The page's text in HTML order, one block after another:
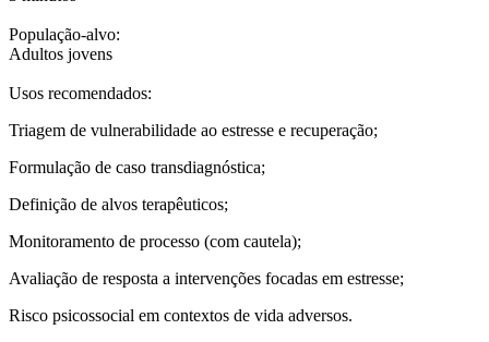
População-alvo:
Adultos jovens
Usos recomendados:
Triagem de vulnerabilidade ao estresse e recuperação;
Formulação de caso transdiagnóstica;
Definição de alvos terapêuticos;
Monitoramento de processo (com cautela);
Avaliação de resposta a intervenções focadas em estresse;
Risco psicossocial em contextos de vida adversos.